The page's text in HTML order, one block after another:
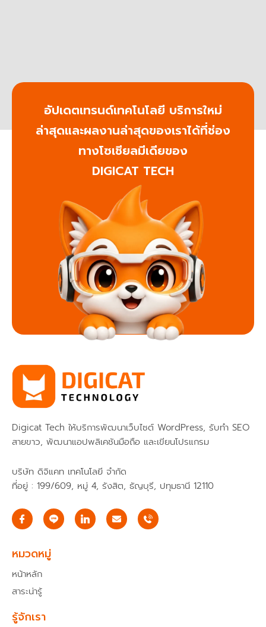
อัปเดตเทรนด์เทคโนโลยี บริการใหม่
ล่าสุดและผลงานล่าสุดของเราได้ที่ช่อง
ทางโซเชียลมีเดียของ
DIGICAT TECH
Digicat Tech ให้บริการพัฒนาเว็บไซต์ WordPress, รับทำ SEO
สายขาว, พัฒนาแอปพลิเคชันมือถือ และเขียนโปรแกรม
บริษัท ดิจิแคท เทคโนโลยี จำกัด
ที่อยู่ : 199/609, หมู่ 4, รังสิต, ธัญบุรี, ปทุมธานี 12110
I
c
o
-
f
c
b
o
k
E
n
v
หมวดหมู่
หน้าหลัก
สาระน่ารู้
รู้จักเรา